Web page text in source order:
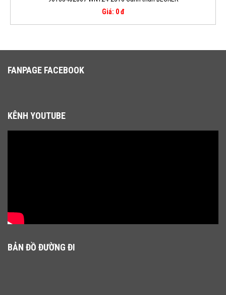
Giá: 0 đ
FANPAGE FACEBOOK
KÊNH YOUTUBE
BẢN ĐỒ ĐƯỜNG ĐI